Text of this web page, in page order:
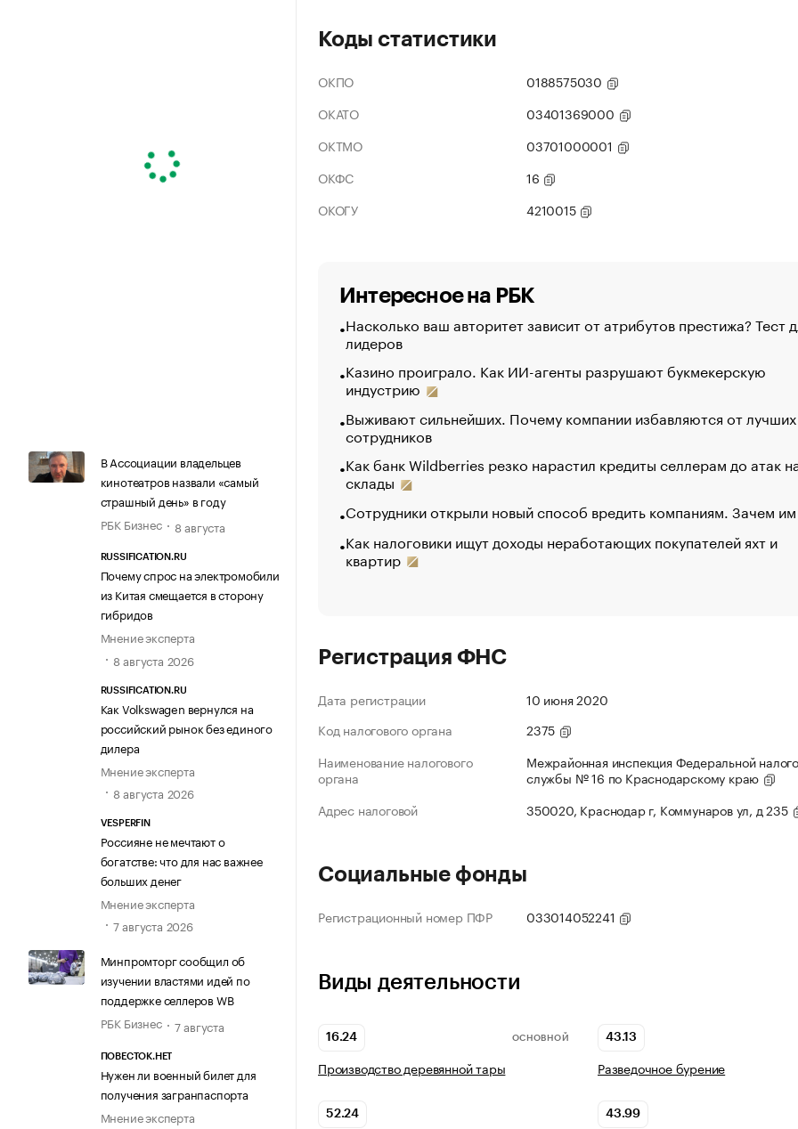
В Ассоциации владельцев
кинотеатров назвали «самый
страшный день» в году
РБК Бизнес
8 августа
RUSSIFICATION.RU
Почему спрос на электромобили
из Китая смещается в сторону
гибридов
Мнение эксперта
8 августа 2026
RUSSIFICATION.RU
Как Volkswagen вернулся на
российский рынок без единого
дилера
Мнение эксперта
8 августа 2026
VESPERFIN
Россияне не мечтают о
богатстве: что для нас важнее
больших денег
Мнение эксперта
7 августа 2026
Минпромторг сообщил об
изучении властями идей по
поддержке селлеров WB
РБК Бизнес
7 августа
ПОВЕСТОК.НЕТ
Нужен ли военный билет для
получения загранпаспорта
Мнение эксперта
Коды статистики
ОКПО
0188575030
ОКАТО
03401369000
ОКТМО
03701000001
ОКФС
16
ОКОГУ
4210015
Интересное на РБК
Насколько ваш авторитет зависит от атрибутов престижа? Тест
лидеров
Казино проиграло. Как ИИ-агенты разрушают букмекерскую
индустрию
Выживают сильнейших. Почему компании избавляются от лучших
сотрудников
Как банк Wildberries резко нарастил кредиты селлерам до атак
склады
Сотрудники открыли новый способ вредить компаниям. Зачем
Как налоговики ищут доходы неработающих покупателей яхт и
квартир
Регистрация ФНС
Дата регистрации
10 июня 2020
Код налогового органа
2375
Наименование налогового
органа
Межрайонная инспекция Федеральной
службы № 16 по Краснодарскому краю
Адрес налоговой
350020, Краснодар г, Коммунаров ул, д 235
Социальные фонды
Регистрационный номер ПФР 033014052241
Виды деятельности
16.24 ОСНОВНОЙ
Производство деревянной тары
43.13
Разведочное бурение
52.24 43.99